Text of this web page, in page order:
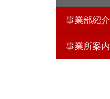
事業部紹介
事業所案内